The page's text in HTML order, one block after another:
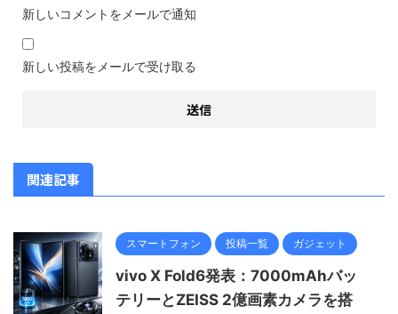
新しいコメントをメールで通知
新しい投稿をメールで受け取る
関連記事
スマートフォン 投稿一覧 ガジェット
vivo X Fold6発表：7000mAhバッ
テリーとZEISS 2億画素カメラを搭